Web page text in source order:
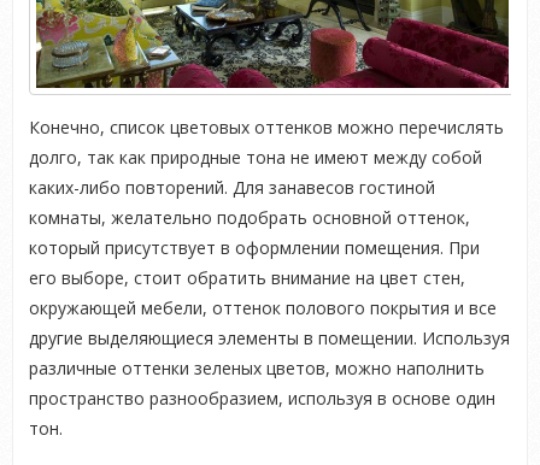
Конечно, список цветовых оттенков можно перечислять
долго, так как природные тона не имеют между собой
каких-либо повторений. Для занавесов гостиной
комнаты, желательно подобрать основной оттенок,
который присутствует в оформлении помещения. При
его выборе, стоит обратить внимание на цвет стен,
окружающей мебели, оттенок полового покрытия и все
другие выделяющиеся элементы в помещении. Используя
различные оттенки зеленых цветов, можно наполнить
пространство разнообразием, используя в основе один
тон.